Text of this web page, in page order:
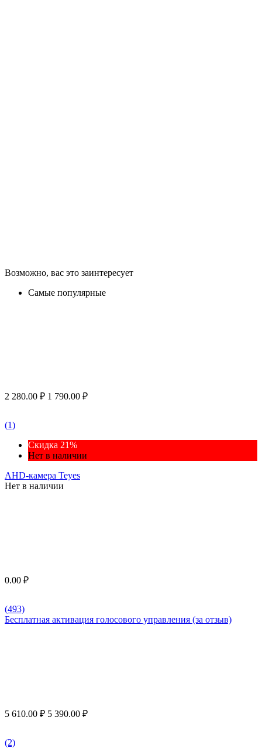
Возможно, вас это заинтересует
Самые популярные
2 280.00 ₽ 1 790.00 ₽
(1)
Скидка 21%
Нет в наличии
AHD-камера Teyes
Нет в наличии
0.00 ₽
(493)
Бесплатная активация голосового управления (за отзыв)
5 610.00 ₽ 5 390.00 ₽
(2)